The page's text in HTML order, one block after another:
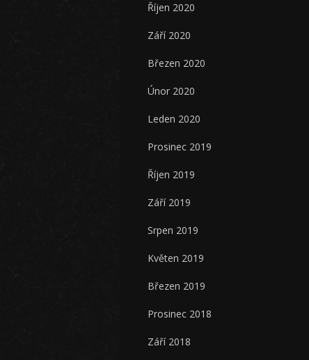
Říjen 2020
Září 2020
Březen 2020
Únor 2020
Leden 2020
Prosinec 2019
Říjen 2019
Září 2019
Srpen 2019
Květen 2019
Březen 2019
Prosinec 2018
Září 2018